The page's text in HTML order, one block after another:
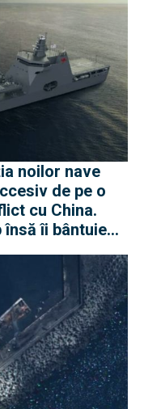
noilor nave
de pe o
cu China.
însă îi bântuie